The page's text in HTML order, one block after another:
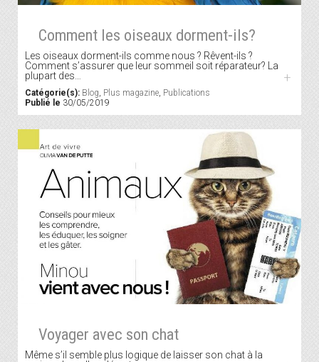
Comment les oiseaux dorment-ils?
Les oiseaux dorment-ils comme nous ? Rêvent-ils ?
Comment s’assurer que leur sommeil soit réparateur? La
plupart des…
+
Catégorie(s): Blog, Plus magazine, Publications
Publié le 30/05/2019
Voyager avec son chat
Même s’il semble plus logique de laisser son chat à la